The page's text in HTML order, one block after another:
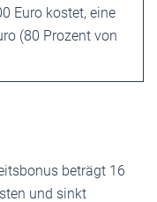
Euro kostet, eine
(80 Prozent von
beträgt 16
und sinkt